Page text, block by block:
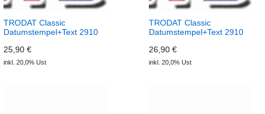
TRODAT Classic
Datumstempel+Text 2910
25,90 €
inkl. 20,0% Ust
TRODAT Classic
Datumstempel+Text 2910
26,90 €
inkl. 20,0% Ust